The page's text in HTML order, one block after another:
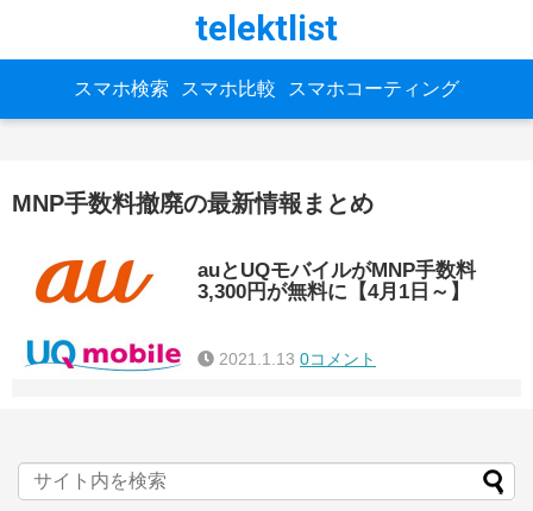
telektlist
スマホ検索 スマホ比較 スマホコーティング
MNP手数料撤廃の最新情報まとめ
auとUQモバイルがMNP手数料
3,300円が無料に【4月1日～】
2021.1.13 0コメント